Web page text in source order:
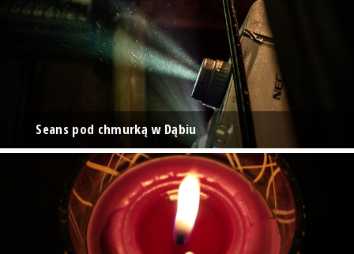
Seans pod chmurką w Dąbiu